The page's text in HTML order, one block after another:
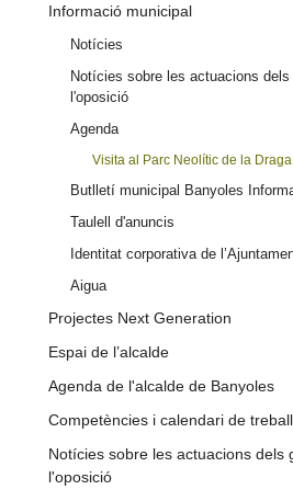
Informació municipal
Notícies
Notícies sobre les actuacions
l'oposició
Agenda
Visita al Parc Neolític de la Draga
Butlletí municipal Banyoles
Taulell d'anuncis
Identitat corporativa de
Aigua
Projectes Next Generation
Espai de l’alcalde
Agenda de l'alcalde de Banyoles
Competències i calendari de
Notícies sobre les actuacions dels
l'oposició